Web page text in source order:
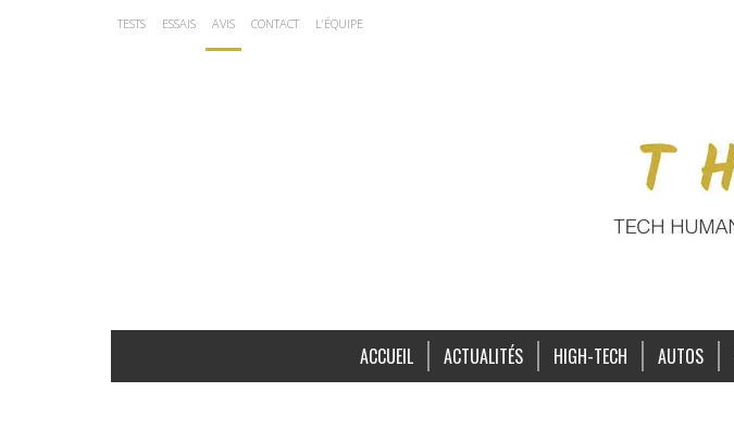
TESTS ESSAIS AVIS CONTACT L’ÉQUIPE
ACCUEIL ACTUALITÉS HIGH-TECH AUTOS